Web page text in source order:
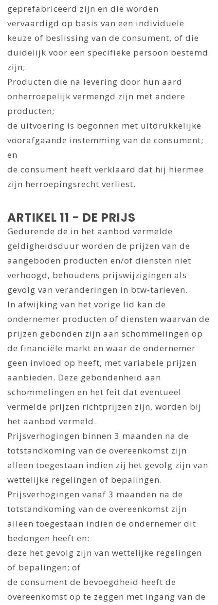
geprefabriceerd zijn en die worden
vervaardigd op basis van een individuele
keuze of beslissing van de consument, of die
duidelijk voor een specifieke persoon bestemd
zijn;
Producten die na levering door hun aard
onherroepelijk vermengd zijn met andere
producten;
de uitvoering is begonnen met uitdrukkelijke
voorafgaande instemming van de consument;
en
de consument heeft verklaard dat hij hiermee
zijn herroepingsrecht verliest.
ARTIKEL 11 - DE PRIJS
Gedurende de in het aanbod vermelde
geldigheidsduur worden de prijzen van de
aangeboden producten en/of diensten niet
verhoogd, behoudens prijswijzigingen als
gevolg van veranderingen in btw-tarieven.
In afwijking van het vorige lid kan de
ondernemer producten of diensten waarvan de
prijzen gebonden zijn aan schommelingen op
de financiële markt en waar de ondernemer
geen invloed op heeft, met variabele prijzen
aanbieden. Deze gebondenheid aan
schommelingen en het feit dat eventueel
vermelde prijzen richtprijzen zijn, worden bij
het aanbod vermeld.
Prijsverhogingen binnen 3 maanden na de
totstandkoming van de overeenkomst zijn
alleen toegestaan indien zij het gevolg zijn van
wettelijke regelingen of bepalingen.
Prijsverhogingen vanaf 3 maanden na de
totstandkoming van de overeenkomst zijn
alleen toegestaan indien de ondernemer dit
bedongen heeft en:
deze het gevolg zijn van wettelijke regelingen
of bepalingen; of
de consument de bevoegdheid heeft de
overeenkomst op te zeggen met ingang van de